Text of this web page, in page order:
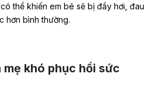
thể khiến em bé sẽ bị đầy hơi, đau
hơn bình thường.
mẹ khó phục hồi sức